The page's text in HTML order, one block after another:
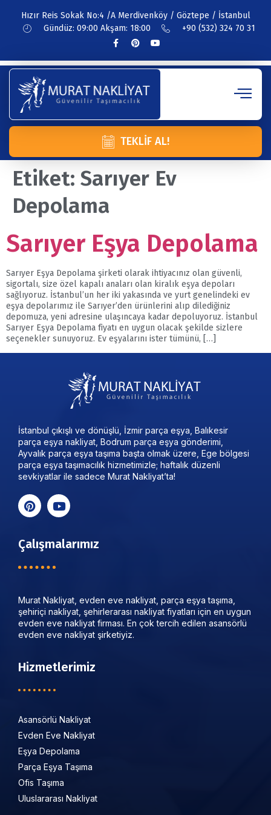
Hızır Reis Sokak No:4 /A Merdivenköy / Göztepe / İstanbul
Gündüz: 09:00 Akşam: 18:00
+90 (532) 324 70 31
TEKLIF AL!
Etiket: Sarıyer Ev
Depolama
Sarıyer Eşya Depolama
Sarıyer Eşya Depolama şirketi olarak ihtiyacınız olan güvenli,
sigortalı, size özel kapalı anaları olan kiralık eşya depoları
sağlıyoruz. İstanbul’un her iki yakasında ve yurt genelindeki ev
eşya depolarımız ile Sarıyer’den ürünlerini alıp dilediğiniz
depomuza, yeni adresine ulaşıncaya kadar depoluyoruz. İstanbul
Sarıyer Eşya Depolama fiyatı en uygun olacak şekilde sizlere
seçenekler sunuyoruz. Ev eşyalarını ister tümünü, […]
İstanbul çıkışlı ve dönüşlü, İzmir parça eşya, Balıkesir
parça eşya nakliyat, Bodrum parça eşya gönderimi,
Ayvalık parça eşya taşıma başta olmak üzere, Ege bölgesi
parça eşya taşımacılık hizmetimizle; haftalık düzenli
sevkiyatlar ile sadece Murat Nakliyat’ta!
Çalışmalarımız
Murat Nakliyat, evden eve nakliyat, parça eşya taşıma,
şehiriçi nakliyat, şehirlerarası nakliyat fiyatları için en uygun
evden eve nakliyat firması. En çok tercih edilen asansörlü
evden eve nakliyat şirketiyiz.
Hizmetlerimiz
Asansörlü Nakliyat
Evden Eve Nakliyat
Eşya Depolama
Parça Eşya Taşıma
Ofis Taşıma
Uluslararası Nakliyat